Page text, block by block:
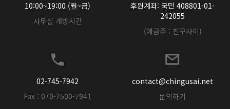
10:00~19:00 (월~금)
사무실 개방시간
후원계좌: 국민 408801-01-
242055
(예금주 : 친구사이)
02-745-7942
Fax : 070-7500-7941
contact@chingusai.net
문의하기